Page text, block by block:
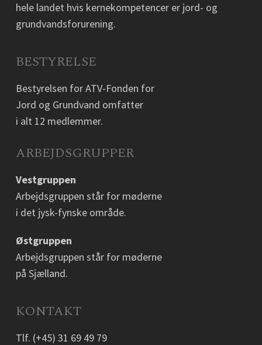
hele landet hvis kernekompetencer er jord- og
grundvandsforurening.
BESTYRELSE
Bestyrelsen for ATV-Fonden for
Jord og Grundvand omfatter
i alt 12 medlemmer.
ARBEJDSGRUPPER
Vestgruppen
Arbejdsgruppen står for møderne
i det jysk-fynske område.
Østgruppen
Arbejdsgruppen står for møderne
på Sjælland.
KONTAKT
Tlf. (+45) 31 69 49 79